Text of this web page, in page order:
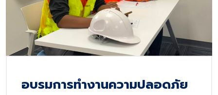
อบรมการทำงานความปลอดภัย